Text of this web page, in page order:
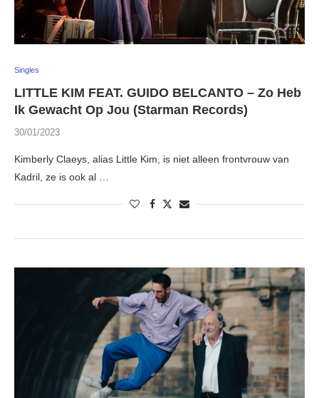
Singles
LITTLE KIM FEAT. GUIDO BELCANTO – Zo Heb
Ik Gewacht Op Jou (Starman Records)
30/01/2023
Kimberly Claeys, alias Little Kim, is niet alleen frontvrouw van
Kadril, ze is ook al …